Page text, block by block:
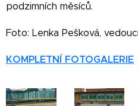
podzimních měsíců.
Foto: Lenka Pešková,
KOMPLETNÍ FOTOGALERIE